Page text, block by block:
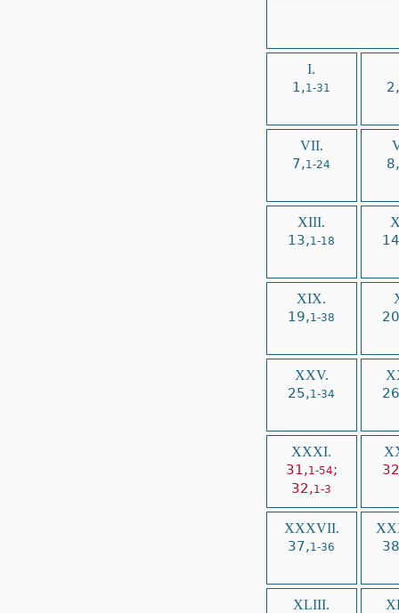
I.
1,1-31 2,
VII.
7,1-24
8,
XIII.
13,1-18
XIX.
19,1-38
XXV.
25,1-34
XXXI.
31,1-54;
32,1-3
XXXVII.
37,1-36
XLIII.